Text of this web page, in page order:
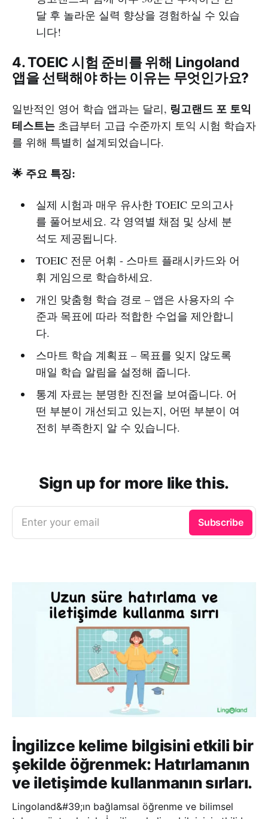
달 후 놀라운 실력 향상을 경험하실 수 있습
니다!
4. TOEIC 시험 준비를 위해 Lingoland
앱을 선택해야 하는 이유는 무엇인가요?
일반적인 영어 학습 앱과는 달리, 링고랜드 포 토익
테스트는 초급부터 고급 수준까지 토익 시험 학습자
를 위해 특별히 설계되었습니다.
🌟 주요 특징:
실제 시험과 매우 유사한 TOEIC 모의고사
를 풀어보세요. 각 영역별 채점 및 상세 분
석도 제공됩니다.
TOEIC 전문 어휘 - 스마트 플래시카드와 어
휘 게임으로 학습하세요.
개인 맞춤형 학습 경로 – 앱은 사용자의 수
준과 목표에 따라 적합한 수업을 제안합니
다.
스마트 학습 계획표 – 목표를 잊지 않도록
매일 학습 알림을 설정해 줍니다.
통계 자료는 분명한 진전을 보여줍니다. 어
떤 부분이 개선되고 있는지, 어떤 부분이 여
전히 부족한지 알 수 있습니다.
Sign up for more like this.
Enter your email Subscribe
İngilizce kelime bilgisini etkili bir
şekilde öğrenmek: Hatırlamanın
ve iletişimde kullanmanın sırları.
Lingoland&#39;ın bağlamsal öğrenme ve bilimsel